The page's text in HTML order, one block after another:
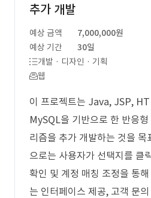
추가 개발
예상 금액
7,000,000원
예상 기간
30일
개발 · 디자인 · 기획
웹
이 프로젝트는 Java, JSP,
MySQL을 기반으로 한 반응
리즘을 추가 개발하는 것을 목
으로는 사용자가 선택지를 클
확인 및 계정 매칭 조정을 통
는 인터페이스 제공, 고객 문